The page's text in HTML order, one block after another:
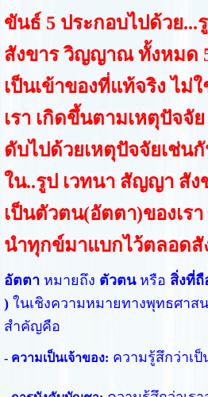
ขันธ์ 5 ประกอบไปด้วย...
สังขาร วิญญาณ ทั้งหมด
เป็นเข้าของที่แท้จริง ไม่
เรา เกิดขึ้นตามเหตุปัจจั
ดับไปด้วยเหตุปัจจัยเช่น
ใน..รูป เวทนา สัญญา สั
เป็นตัวตน(อัตตา)ของเร
นำทุกข์มาแบกไว้ตลอดสั
อัตตา หมายถึง ตัวตนหรือ สิ่งที่ถื
)ในเชิงความหมายทางพุทธศา
สำคัญคือ
- ความเป็นเจ้าของ: ความรู้สึกว่าเป็